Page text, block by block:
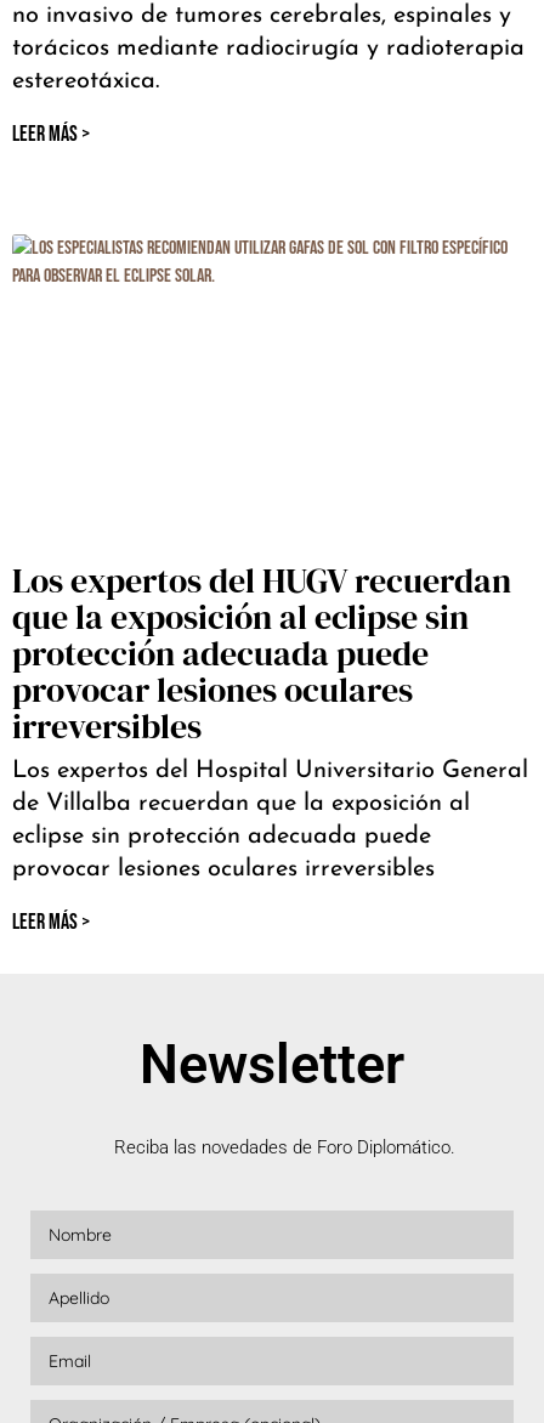
no invasivo de tumores cerebrales, espinales y
torácicos mediante radiocirugía y radioterapia
estereotáxica.
LEER MÁS >
Los expertos del HUGV recuerdan
que la exposición al eclipse sin
protección adecuada puede
provocar lesiones oculares
irreversibles
Los expertos del Hospital Universitario General
de Villalba recuerdan que la exposición al
eclipse sin protección adecuada puede
provocar lesiones oculares irreversibles
LEER MÁS >
Newsletter
Reciba las novedades de Foro Diplomático.